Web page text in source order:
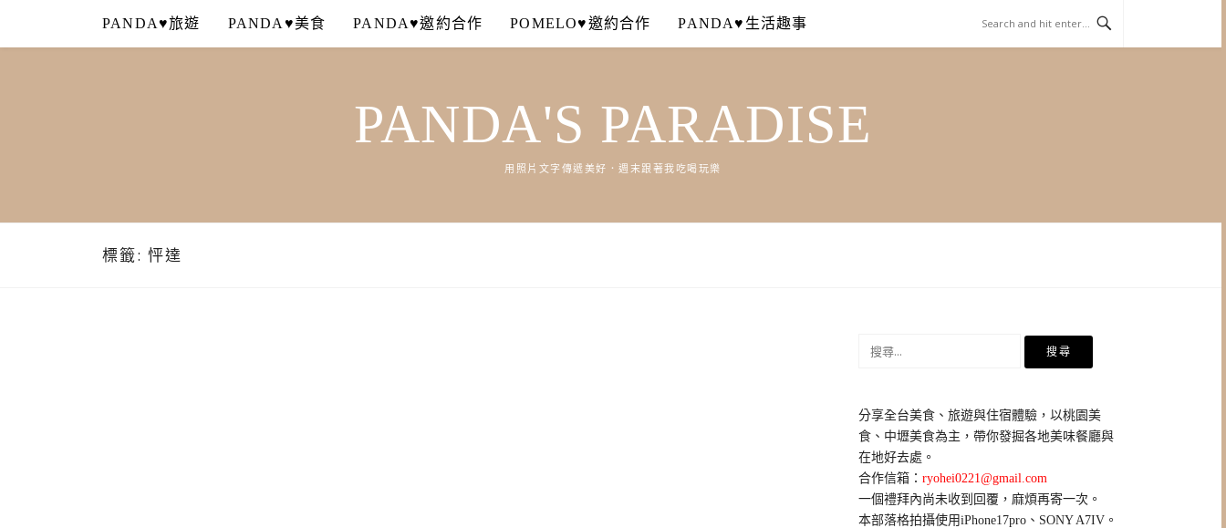
content
PANDA♥旅遊 PANDA♥美食 PANDA♥邀約合作 POMELO♥邀約合作 PANDA♥生活趣事
PANDA'S PARADISE
用照片文字傳遞美好．週末跟著我吃喝玩樂
標籤: 怦達
鍵
字:
分享全台美食、旅遊與住宿體驗，以桃園美
食、中壢美食為主，帶你發掘各地美味餐廳與
在地好去處。
合作信箱：ryohei0221@gmail.com
一個禮拜內尚未收到回覆，麻煩再寄一次。
本部落格拍攝使用iPhone17pro、SONY A7IV。